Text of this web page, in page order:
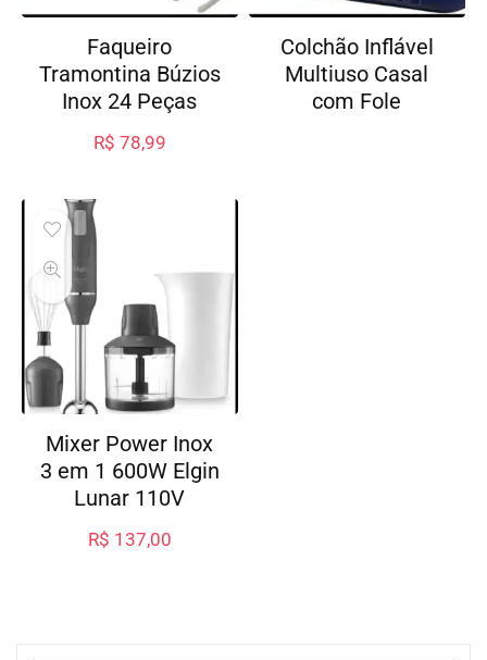
Faqueiro
Tramontina Búzios
Inox 24 Peças
R$ 78,99
Colchão Inflável
Multiuso Casal
com Fole
Mixer Power Inox
3 em 1 600W Elgin
Lunar 110V
R$ 137,00